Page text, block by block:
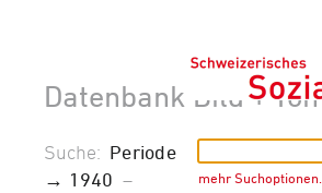
Datenbank Bild + Ton
mehr Suchoptionen…
Suche: Periode
→ 1940 –